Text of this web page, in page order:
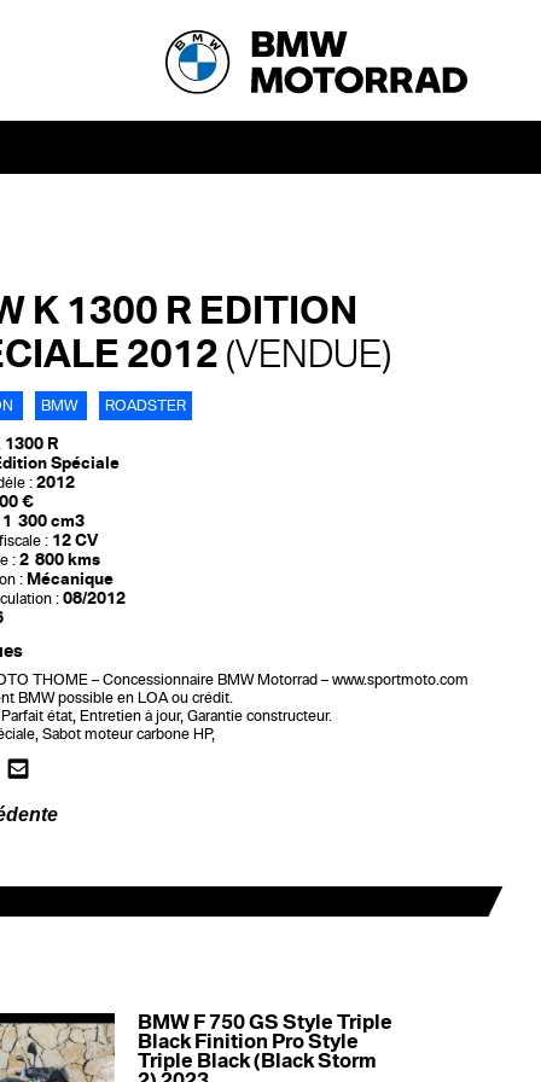
K 1300 R EDITION
2012 (VENDUE)
BMW ROADSTER
1300 R
Spéciale
: 2012
€
1 300 cm3
: 12 CV
: 2 800 kms
: Mécanique
: 08/2012
THOME – Concessionnaire BMW Motorrad – www.sportmoto.com
BMW possible en LOA ou crédit.
état, Entretien à jour, Garantie constructeur.
Sabot moteur carbone HP,
BMW F 750 GS Style Triple
Black Finition Pro Style
Triple Black (Black Storm